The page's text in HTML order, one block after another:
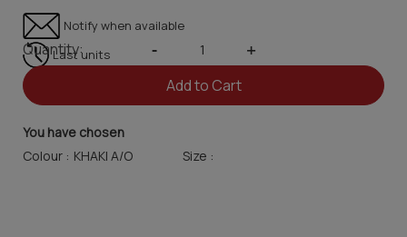
Notify when available
Last units
Quantity: - +
Add to Cart
You have chosen
Colour :
Size :